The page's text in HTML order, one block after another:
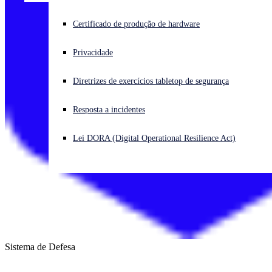
Enfrentando um ataque cibernético? Obtenha ajuda imediata
Português (Brasil) Open language switcher
Certificado de produção de hardware
Privacidade
Diretrizes de exercícios tabletop de segurança
Resposta a incidentes
Lei DORA (Digital Operational Resilience Act)
Sistema de Defesa